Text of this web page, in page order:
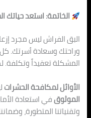
الخاتمة: استعد حياتك
البق الفراش ليس مجرد
وراحتك وسعادة أسرتك. كل
المشكلة تعقيداً وتكلفة.
الأوائل لمكافحة الحشرات
الموثوقفي استعادة
وتقنياتنا المتطورة،